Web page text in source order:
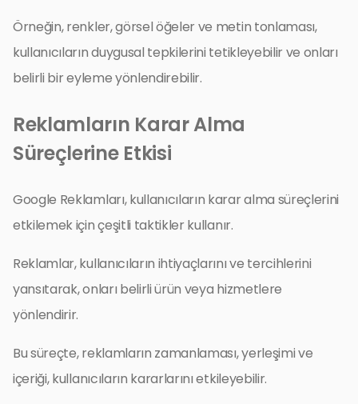
Örneğin, renkler, görsel öğeler ve metin tonlaması,
kullanıcıların duygusal tepkilerini tetikleyebilir ve onları
belirli bir eyleme yönlendirebilir.
Reklamların Karar Alma
Süreçlerine Etkisi
Google Reklamları, kullanıcıların karar alma süreçlerini
etkilemek için çeşitli taktikler kullanır.
Reklamlar, kullanıcıların ihtiyaçlarını ve tercihlerini
yansıtarak, onları belirli ürün veya hizmetlere
yönlendirir.
Bu süreçte, reklamların zamanlaması, yerleşimi ve
içeriği, kullanıcıların kararlarını etkileyebilir.